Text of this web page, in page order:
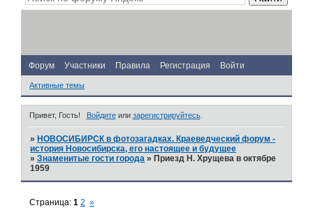
Форум Участники Правила Регистрация Войти
Активные темы
Привет, Гость! Войдитеили зарегистрируйтесь.
» НОВОСИБИРСК в фотозагадках. Краеведческий форум -
история Новосибирска, его настоящее и будущее
»Знаменитые гости города » Приезд Н. Хрущева в октябре
1959
Страница:1 2 »